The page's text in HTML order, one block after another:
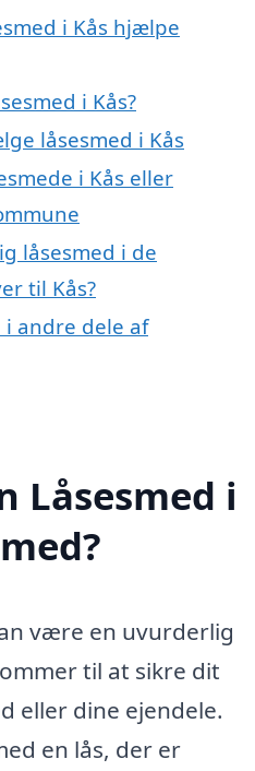
i Kås hjælpe
i Kås?
låsesmed i Kås
i Kås eller
låsesmed i de
til Kås?
i andre dele af
Låsesmed i
være en uvurderlig
til at sikre dit
eller dine ejendele.
en lås, der er